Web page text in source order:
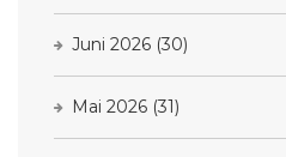
Juni 2026 (30)
Mai 2026 (31)